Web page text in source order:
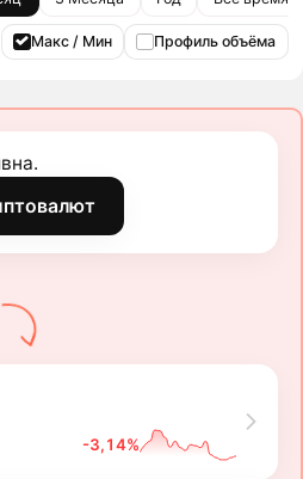
Макс / Мин Профиль объёма
-3,14%